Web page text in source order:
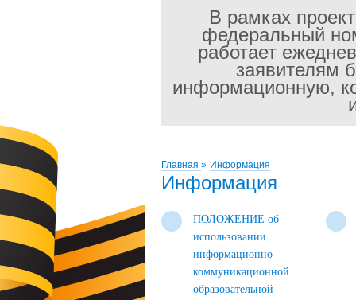
В рамках
федеральный
работает
заявителям
информационную,
Главная » Информация
Информация
ПОЛОЖЕНИЕ об
использовании
информационно-
коммуникационной
образовательной